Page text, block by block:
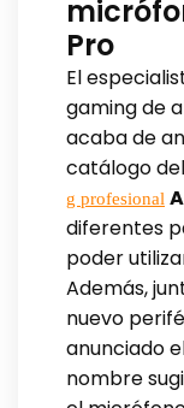
Pro
El
gaming de
acaba de
catálogo
g profesional
diferentes
poder
Además,
nuevo
anunciado
nombre